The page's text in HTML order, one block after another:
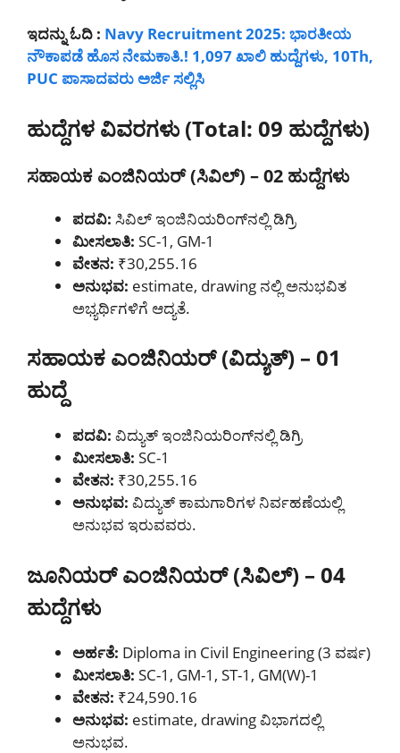
ಇದನ್ನು ಓದಿ : Navy Recruitment 2025: ಭಾರತೀಯ
ನೌಕಾಪಡೆ ಹೊಸ ನೇಮಕಾತಿ.! 1,097 ಖಾಲಿ ಹುದ್ದೆಗಳು, 10Th,
PUC ಪಾಸಾದವರು ಅರ್ಜಿ ಸಲ್ಲಿಸಿ
ಹುದ್ದೆಗಳ ವಿವರಗಳು (Total: 09 ಹುದ್ದೆಗಳು)
ಸಹಾಯಕ ಎಂಜಿನಿಯರ್ (ಸಿವಿಲ್) – 02 ಹುದ್ದೆಗಳು
ಪದವಿ: ಸಿವಿಲ್ ಇಂಜಿನಿಯರಿಂಗ್‌ನಲ್ಲಿ ಡಿಗ್ರಿ
ಮೀಸಲಾತಿ: SC-1, GM-1
ವೇತನ: ₹30,255.16
ಅನುಭವ: estimate, drawing ನಲ್ಲಿ ಅನುಭವಿತ
ಅಭ್ಯರ್ಥಿಗಳಿಗೆ ಆದ್ಯತೆ.
ಸಹಾಯಕ ಎಂಜಿನಿಯರ್ (ವಿದ್ಯುತ್) – 01
ಹುದ್ದೆ
ಪದವಿ: ವಿದ್ಯುತ್ ಇಂಜಿನಿಯರಿಂಗ್‌ನಲ್ಲಿ ಡಿಗ್ರಿ
ಮೀಸಲಾತಿ: SC-1
ವೇತನ: ₹30,255.16
ಅನುಭವ: ವಿದ್ಯುತ್ ಕಾಮಗಾರಿಗಳ ನಿರ್ವಹಣೆಯಲ್ಲಿ
ಅನುಭವ ಇರುವವರು.
ಜೂನಿಯರ್ ಎಂಜಿನಿಯರ್ (ಸಿವಿಲ್) – 04
ಹುದ್ದೆಗಳು
ಅರ್ಹತೆ: Diploma in Civil Engineering (3 ವರ್ಷ)
ಮೀಸಲಾತಿ: SC-1, GM-1, ST-1, GM(W)-1
ವೇತನ: ₹24,590.16
ಅನುಭವ: estimate, drawing ವಿಭಾಗದಲ್ಲಿ
ಅನುಭವ.